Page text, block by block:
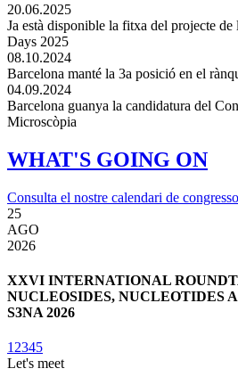
20.06.2025
Ja està disponible la fitxa del projecte
Days 2025
08.10.2024
Barcelona manté la 3a posició en el
04.09.2024
Barcelona guanya la candidatura del
Microscòpia
WHAT'S GOING ON
Consulta el nostre calendari de
25
AGO
2026
XXVI INTERNATIONAL
NUCLEOSIDES, NUCLEOTIDES
S3NA 2026
1 2345
Let's meet